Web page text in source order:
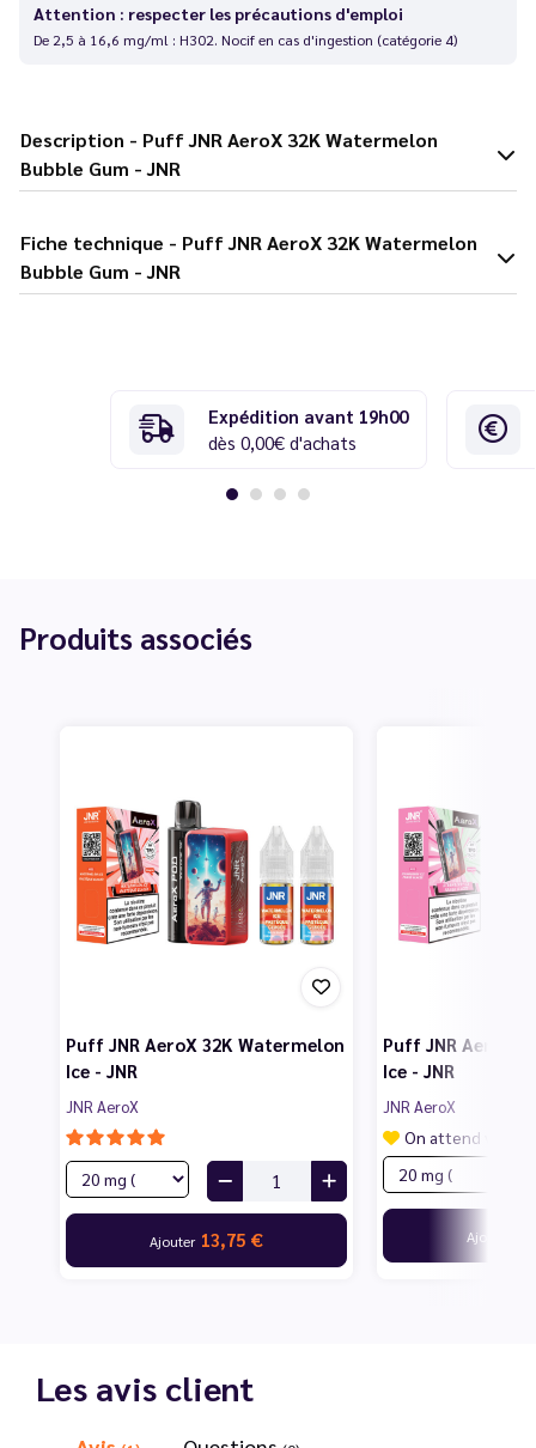
Attention : respecter les précautions d'emploi
De 2,5 à 16,6 mg/ml : H302. Nocif en cas d'ingestion (catégorie 4)
Description - Puff JNR AeroX 32K Watermelon
Bubble Gum - JNR
Fiche technique - Puff JNR AeroX 32K Watermelon
Bubble Gum - JNR
Expédition avant 19h00
dès 0,00€ d'achats
Produits associés
Puff JNR AeroX 32K Watermelon
Ice - JNR
JNR AeroX
Ajouter 13,75 €
Puff JNR AeroX
Ice - JNR
JNR AeroX
On attend vos
Ajouter
Les avis client